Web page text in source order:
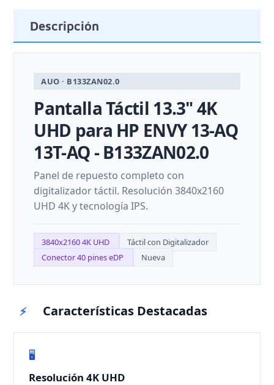
Descripción
AUO · B133ZAN02.0
Pantalla Táctil 13.3" 4K
UHD para HP ENVY 13-AQ
13T-AQ - B133ZAN02.0
Panel de repuesto completo con
digitalizador táctil. Resolución 3840x2160
UHD 4K y tecnología IPS.
3840x2160 4K UHD
Táctil con Digitalizador
Conector 40 pines eDP
Nueva
⚡ Características Destacadas
🖥️
Resolución 4K UHD